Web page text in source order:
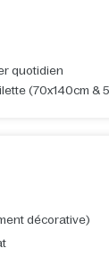
quotidien
(70x140cm &
décorative)